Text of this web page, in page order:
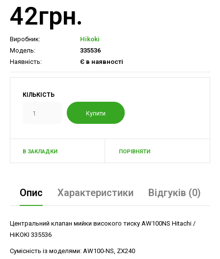
42грн.
Виробник:
Hikoki
Модель:
335536
Наявність:
Є в наявності
КІЛЬКІСТЬ
В ЗАКЛАДКИ ПОРІВНЯТИ
Опис Характеристики Відгуків (0)
Центральний клапан мийки високого тиску AW100NS Hitachi /
HiKOKI 335536
Сумісність із моделями: AW100-NS, ZX240